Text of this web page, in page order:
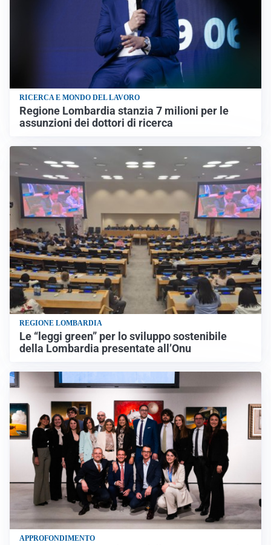
RICERCA E MONDO DEL LAVORO
Regione Lombardia stanzia 7 milioni per le
assunzioni dei dottori di ricerca
REGIONE LOMBARDIA
Le “leggi green” per lo sviluppo sostenibile
della Lombardia presentate all’Onu
APPROFONDIMENTO